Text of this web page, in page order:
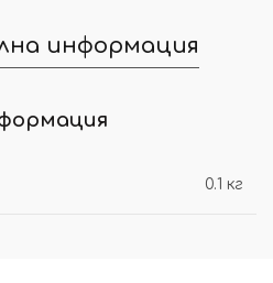
информация
0.1 кг